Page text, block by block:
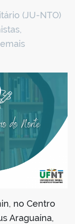
(JU-NTO)
no Centro
Araguaína,